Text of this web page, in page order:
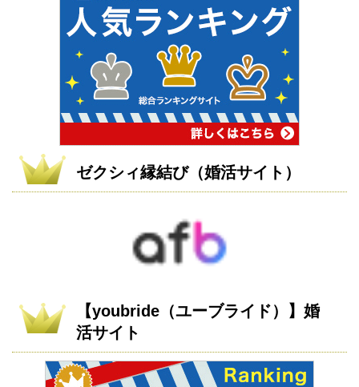
ゼクシィ縁結び（婚活サイト）
【youbride（ユーブライド）】婚
活サイト